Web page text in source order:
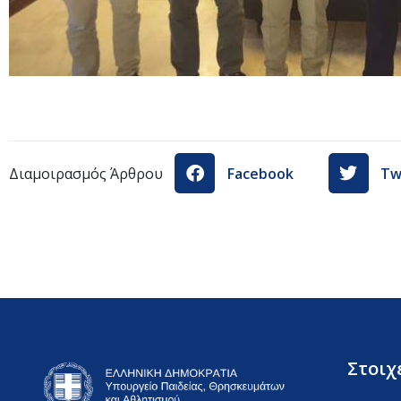
Διαμοιρασμός Άρθρου Facebook